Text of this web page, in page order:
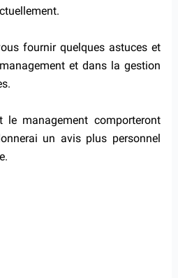
fournir quelques astuces et
et dans la gestion
le management comporteront
un avis plus personnel